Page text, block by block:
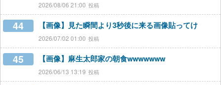
2026/08/06 21:00
44 【画像】見た瞬間より3秒後に来る画像貼ってけ
2026/07/02 01:00
45 【画像】麻生太郎家の朝食wwwwwww
2026/06/13 13:19